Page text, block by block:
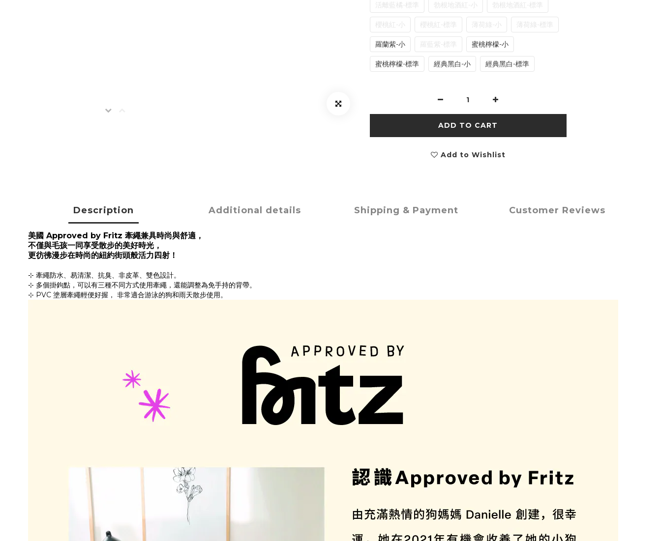
活離藍橘-標準 勃根地酒紅-小 勃根地酒紅-標準
櫻桃紅-小 櫻桃紅-標準 薄荷綠-小 薄荷綠-標準
羅蘭紫-小 羅藍紫-標準 蜜桃檸檬-小
蜜桃檸檬-標準 經典黑白-小 經典黑白-標準
ADD TO CART
Add to Wishlist
Description Additional details Shipping & Payment Customer Reviews
美國 Approved by Fritz 牽繩兼具時尚與舒適，
不僅與毛孩一同享受散步的美好時光，
更彷彿漫步在時尚的紐約街頭般活力四射！
⊹ ​​牽繩防水、易清潔、抗臭、非皮革、雙色設計。
⊹ 多個掛鉤點，可以有三種不同方式使用牽繩，還能調整為免手持的背帶。
⊹ PVC 塗層牽繩輕便好握， 非常適合游泳的狗和雨天散步使用。